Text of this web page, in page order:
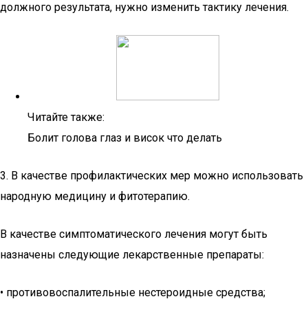
должного результата, нужно изменить тактику лечения.
Читайте также:
Болит голова глаз и висок что делать
3. В качестве профилактических мер можно использовать
народную медицину и фитотерапию.
В качестве симптоматического лечения могут быть
назначены следующие лекарственные препараты:
• противовоспалительные нестероидные средства;